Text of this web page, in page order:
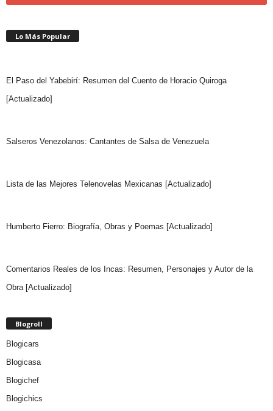
Lo Más Popular
El Paso del Yabebirí: Resumen del Cuento de Horacio Quiroga
[Actualizado]
Salseros Venezolanos: Cantantes de Salsa de Venezuela
Lista de las Mejores Telenovelas Mexicanas [Actualizado]
Humberto Fierro: Biografía, Obras y Poemas [Actualizado]
Comentarios Reales de los Incas: Resumen, Personajes y Autor de la
Obra [Actualizado]
Blogroll
Blogicars
Blogicasa
Blogichef
Blogichics